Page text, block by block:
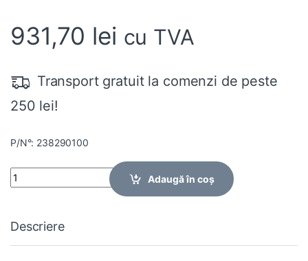
931,70 lei cu TVA
Transport gratuit la comenzi de peste
250 lei!
P/N°: 238290100
Quantity
Adaugă în coș
Descriere